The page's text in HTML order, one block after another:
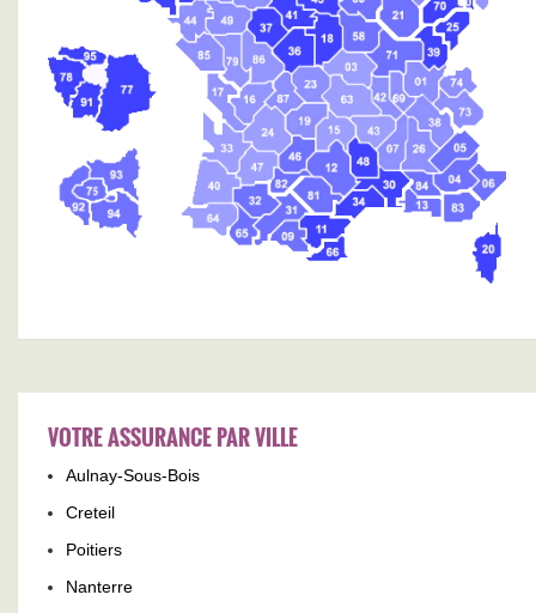
VOTRE ASSURANCE PAR VILLE
Aulnay-Sous-Bois
Creteil
Poitiers
Nanterre